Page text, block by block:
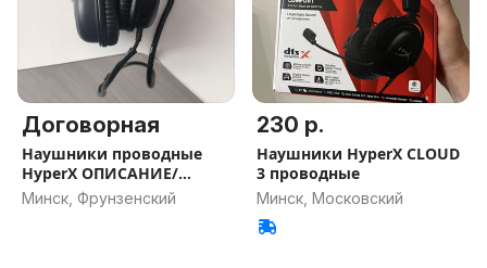
Договорная
Наушники проводные
HyperX ОПИСАНИЕ/
ОБМЕН
Минск, Фрунзенский
230 р.
Наушники HyperX CLOUD
3 проводные
Минск, Московский